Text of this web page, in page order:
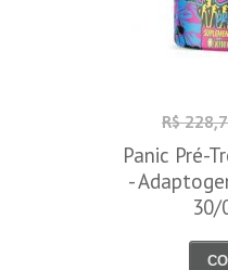
R$
Panic Pré-
-
30/